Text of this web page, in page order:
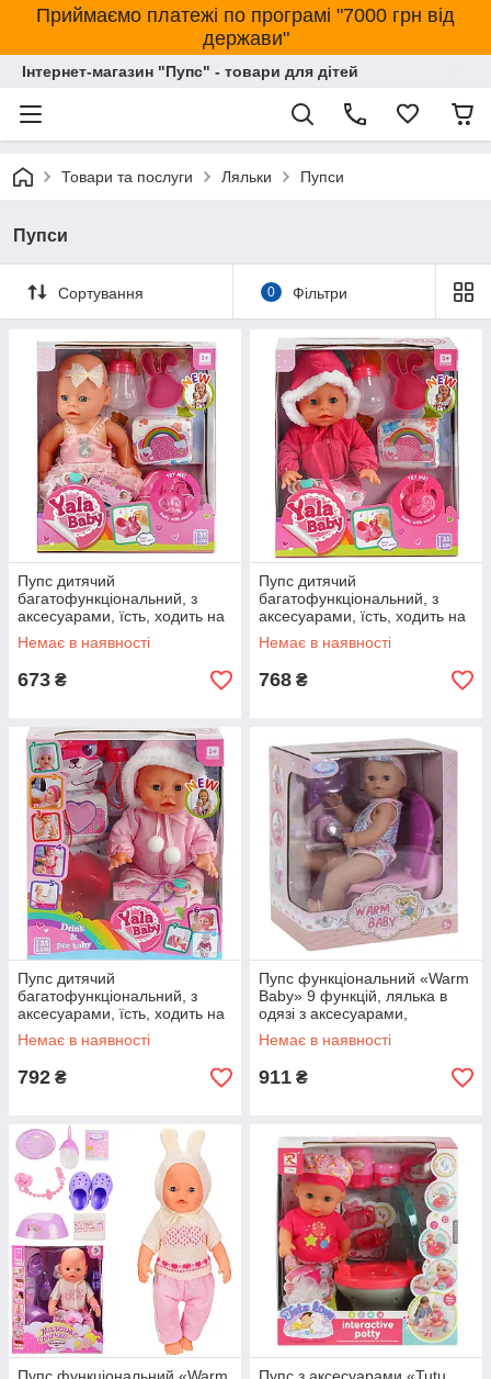
Приймаємо платежі по програмі "7000 грн від
держави"
Інтернет-магазин "Пупс" - товари для дітей
Товари та послуги Ляльки Пупси
Пупси
Сортування 0 Фільтри
Пупс дитячий
багатофункціональний, з
аксесуарами, їсть, ходить на
горщик, заплющує очі,
музичний горщик, 35 см, в
Немає в наявності
673 ₴
Пупс дитячий
багатофункціональний, з
аксесуарами, їсть, ходить на
горщик, заплющує очі,
музичний горщик, 35 см, в
Немає в наявності
768 ₴
Пупс дитячий
багатофункціональний, з
аксесуарами, їсть, ходить на
горщик, заплющує очі, 35 см,
в кор 29*14*33см (YL1979D )
Немає в наявності
792 ₴
Пупс функціональний «Warm
Baby» 9 функцій, лялька в
одязі з аксесуарами,
музичний унітаз, висота 40
см (WZJ 026 С-1)
Немає в наявності
911 ₴